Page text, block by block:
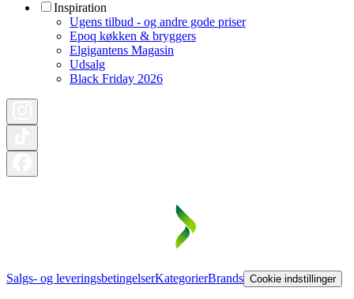
Inspiration
Ugens tilbud - og andre gode priser
Epoq køkken & bryggers
Elgigantens Magasin
Udsalg
Black Friday 2026
Salgs- og leveringsbetingelserKategorierBrands Cookie indstillinger